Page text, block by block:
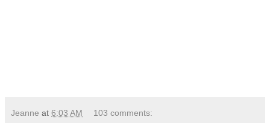
Jeanne at 6:03 AM 103 comments: